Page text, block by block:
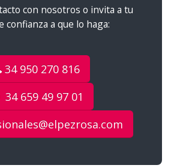
con nosotros o invita a tu
confianza a que lo haga:
34 950 270 816
34 659 49 97 01